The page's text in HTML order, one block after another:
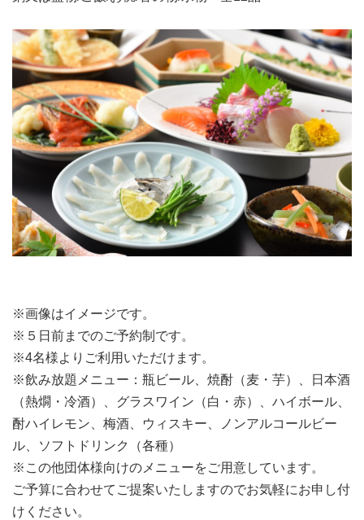
※画像はイメージです。
※５日前までのご予約制です。
※4名様よりご利用いただけます。
※飲み放題メニュー：瓶ビール、焼酎（麦・芋）、日本酒
（熱燗・冷酒）、グラスワイン（白・赤）、ハイボール、
酎ハイレモン、梅酒、ウィスキー、ノンアルコールビー
ル、ソフトドリンク（各種）
※この他団体様向けのメニューをご用意しています。
ご予算に合わせてご提案いたしますのでお気軽にお申し付
けください。